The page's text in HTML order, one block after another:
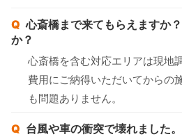
心斎橋まで来てもらえますか
か？
心斎橋を含む対応エリアは現地
費用にご納得いただいてからの
も問題ありません。
台風や車の衝突で壊れました